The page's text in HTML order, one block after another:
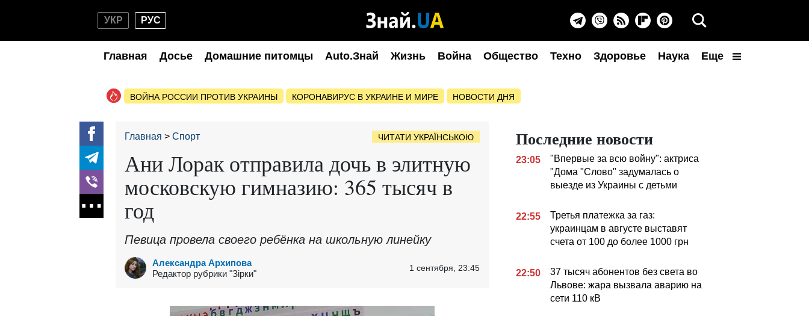
УКР РУС
Главная Досье Домашние питомцы Auto.Знай Жизнь Война Общество Техно Здоровье Наука Еще
ВОЙНА РОССИИ ПРОТИВ УКРАИНЫ КОРОНАВИРУС В УКРАИНЕ И МИРЕ НОВОСТИ ДНЯ
Главная Спорт ЧИТАТИ УКРАЇНСЬКОЮ
Ани Лорак отправила дочь в элитную
московскую гимназию: 365 тысяч в
год
Певица провела своего ребёнка на школьную линейку
Александра Архипова
Редактор рубрики "Зірки"
1 сентября, 23:45
Последние новости
23:05
"Впервые за всю войну": актриса
"Дома "Слово" задумалась о
выезде из Украины с детьми
22:55
Третья платежка за газ:
украинцам в августе выставят
счета от 100 до более 1000 грн
22:50
37 тысяч абонентов без света во
Львове: жара вызвала аварию на
сети 110 кВ